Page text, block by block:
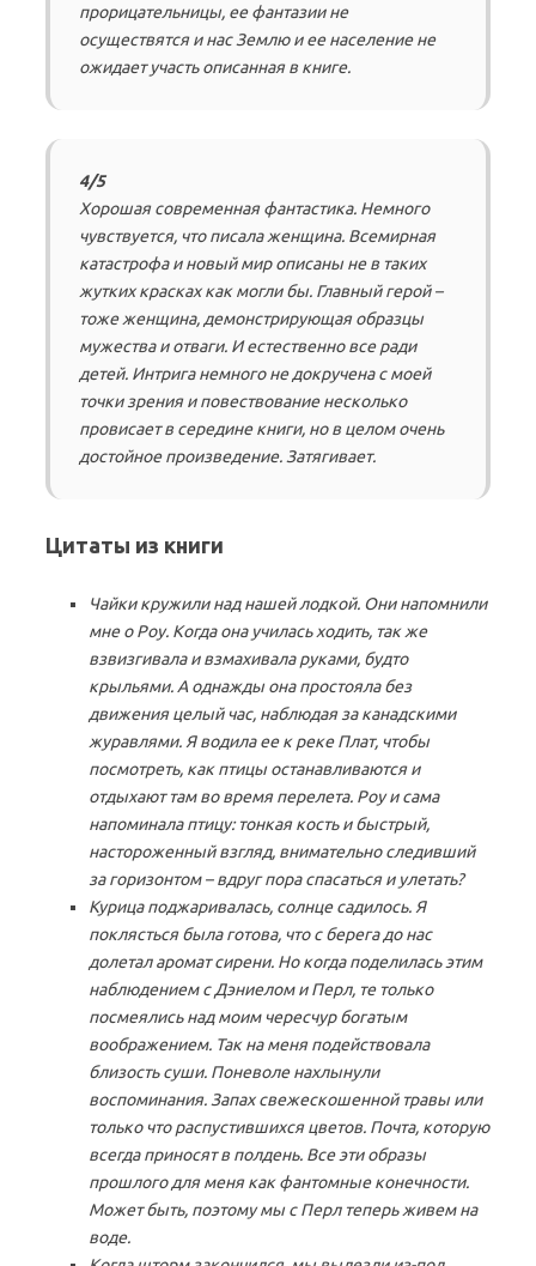
прорицательницы, ее фантазии не
осуществятся и нас Землю и ее население не
ожидает участь описанная в книге.
4/5
Хорошая современная фантастика. Немного
чувствуется, что писала женщина. Всемирная
катастрофа и новый мир описаны не в таких
жутких красках как могли бы. Главный герой –
тоже женщина, демонстрирующая образцы
мужества и отваги. И естественно все ради
детей. Интрига немного не докручена с моей
точки зрения и повествование несколько
провисает в середине книги, но в целом очень
достойное произведение. Затягивает.
Цитаты из книги
Чайки кружили над нашей лодкой. Они напомнили
мне о Роу. Когда она училась ходить, так же
взвизгивала и взмахивала руками, будто
крыльями. А однажды она простояла без
движения целый час, наблюдая за канадскими
журавлями. Я водила ее к реке Плат, чтобы
посмотреть, как птицы останавливаются и
отдыхают там во время перелета. Роу и сама
напоминала птицу: тонкая кость и быстрый,
настороженный взгляд, внимательно следивший
за горизонтом – вдруг пора спасаться и улетать?
Курица поджаривалась, солнце садилось. Я
поклясться была готова, что с берега до нас
долетал аромат сирени. Но когда поделилась этим
наблюдением с Дэниелом и Перл, те только
посмеялись над моим чересчур богатым
воображением. Так на меня подействовала
близость суши. Поневоле нахлынули
воспоминания. Запах свежескошенной травы или
только что распустившихся цветов. Почта, которую
всегда приносят в полдень. Все эти образы
прошлого для меня как фантомные конечности.
Может быть, поэтому мы с Перл теперь живем на
воде.